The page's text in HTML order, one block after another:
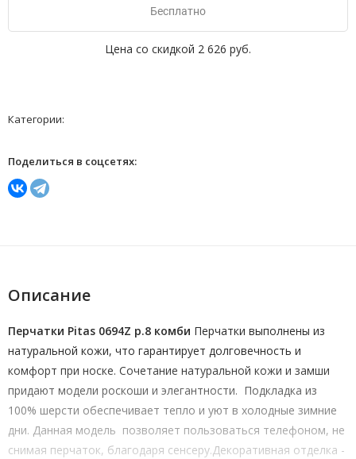
Бесплатно
Цена со скидкой 2 626 руб.
Категории:
Поделиться в соцсетях:
Описание
Перчатки Pitas 0694Z р.8 комби Перчатки выполнены из
натуральной кожи, что гарантирует долговечность и
комфорт при носке. Сочетание натуральной кожи и замши
придают модели роскоши и элегантности. Подкладка из
100% шерсти обеспечивает тепло и уют в холодные зимние
дни. Данная модель позволяет пользоваться телефоном, не
снимая перчаток, благодаря сенсеру.Декоративная отделка -